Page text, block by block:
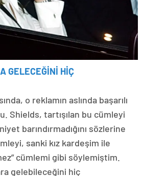
GELECEĞİNİ HİÇ
o reklamın aslında başarılı
Shields, tartışılan bu cümleyi
barındırmadığını sözlerine
sanki kız kardeşim ile
cümlemi gibi söylemiştim.
gelebileceğini hiç